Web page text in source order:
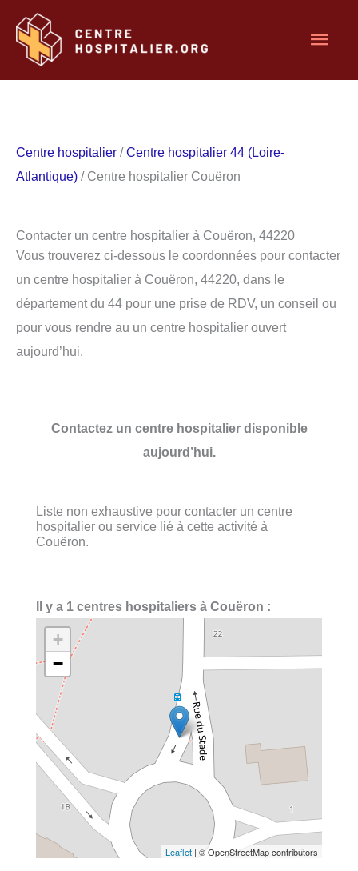
contenu
Centre hospitalier /Centre hospitalier 44 (Loire-
Atlantique) / Centre hospitalier Couëron
Contacter un centre hospitalier à Couëron, 44220
Vous trouverez ci-dessous le coordonnées pour contacter
un centre hospitalier à Couëron, 44220, dans le
département du 44 pour une prise de RDV, un conseil ou
pour vous rendre au un centre hospitalier ouvert
aujourd’hui.
Contactez un centre hospitalier disponible
aujourd’hui.
Liste non exhaustive pour contacter un centre
hospitalier ou service lié à cette activité à
Couëron.
Il y a 1 centres hospitaliers à Couëron :
+
−
Leaflet | © OpenStreetMap contributors